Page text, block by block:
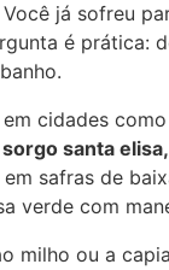
Você já sofreu
é prática:
cidades
santa
safras de
verde com
milho ou a